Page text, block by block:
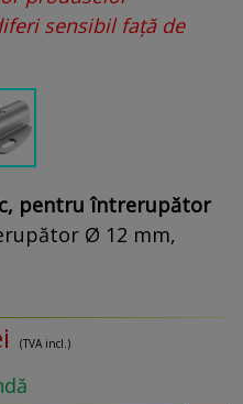
sensibil față de
pentru întrerupător
Ø 12 mm,
(TVA incl.)